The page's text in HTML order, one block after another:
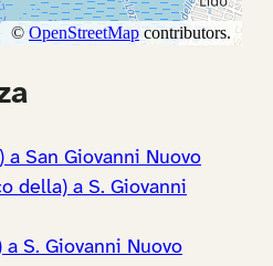
a San Giovanni Nuovo
della) a S. Giovanni
S. Giovanni Nuovo